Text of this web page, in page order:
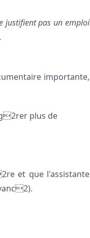
justifient pas un emploi
importante,
plus de
et que l'assistante